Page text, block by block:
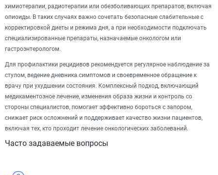
химиотерапии, радиотерапии или обезболивающих препаратов, включая
опиоиды. В таких случаях важно сочетать безопасные слабительные с
корректировкой диеты и режима дня, а при необходимости подключать
специализированные препараты, назначаемые онкологом или
гастроэнтерологом.
Для профилактики рецидивов рекомендуется регулярное наблюдение за
стулом, ведение дневника симптомов и своевременное обращение к
врачу при ухудшении состояния. Комплексный подход, включающий
медикаментозное лечение, изменения образа жизни и контроль со
стороны специалистов, помогает эффективно бороться с запором,
снижает риск осложнений и поддерживает качество жизни пациентов,
включая тех, кто проходит лечение онкологических заболеваний.
Часто задаваемые вопросы